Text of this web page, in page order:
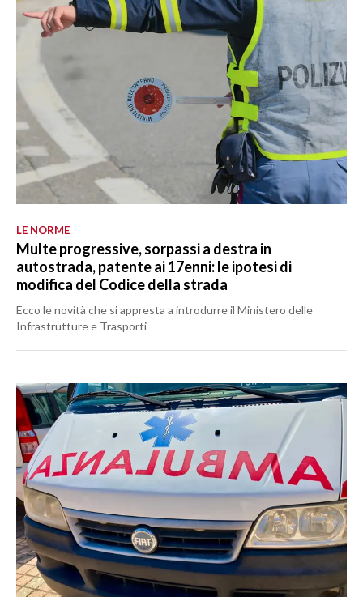
LE NORME
Multe progressive, sorpassi a destra in
autostrada, patente ai 17enni: le ipotesi di
modifica del Codice della strada
Ecco le novità che si appresta a introdurre il Ministero delle
Infrastrutture e Trasporti